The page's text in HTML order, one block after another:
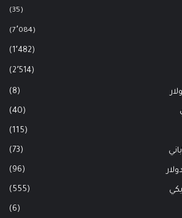
(35)
(7٬084)
(1٬482)
(2٬514)
(8)
(40)
(115)
(73)
(96)
(555)
(6)